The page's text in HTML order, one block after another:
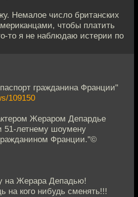
Немалое число британских
чтобы платить
то я не наблюдаю истерии по
гражданина Франции"
109150
Жераром Депардье
51-летнему шоумену
Франции."©
на Жерара Депадью!
на кого нибудь сменять!!!